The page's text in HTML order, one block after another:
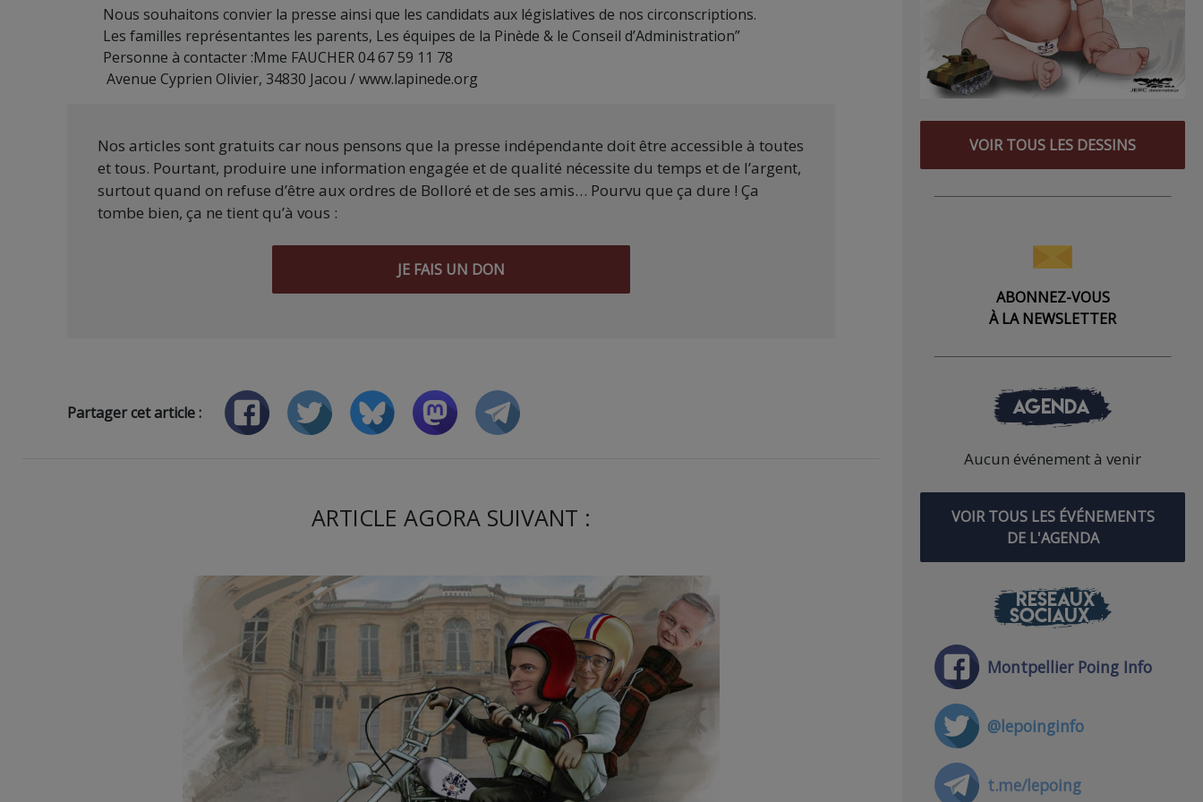
Nous souhaitons convier la presse ainsi que les candidats aux législatives de nos circonscriptions.
Les familles représentantes les parents, Les équipes de la Pinède & le Conseil d’Administration”
Personne à contacter :Mme FAUCHER 04 67 59 11 78
Avenue Cyprien Olivier, 34830 Jacou / www.lapinede.org
Nos articles sont gratuits car nous pensons que la presse indépendante doit être accessible à toutes
et tous. Pourtant, produire une information engagée et de qualité nécessite du temps et de l’argent,
surtout quand on refuse d’être aux ordres de Bolloré et de ses amis… Pourvu que ça dure ! Ça
tombe bien, ça ne tient qu’à vous :
JE FAIS UN DON
Partager cet article :
ARTICLE AGORA SUIVANT :
VOIR TOUS LES DESSINS
ABONNEZ-VOUS
À LA NEWSLETTER
AGENDA
Aucun événement à venir
VOIR TOUS LES ÉVÉNEMENTS
DE L'AGENDA
RÉSEAUX
SOCIAUX
Montpellier Poing Info
@lepoinginfo
t.me/lepoing